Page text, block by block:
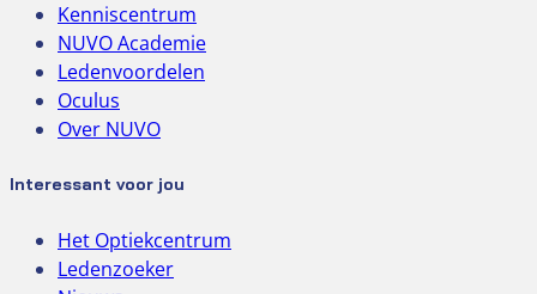
Kenniscentrum
NUVO Academie
Ledenvoordelen
Oculus
Over NUVO
Interessant voor jou
Het Optiekcentrum
Ledenzoeker